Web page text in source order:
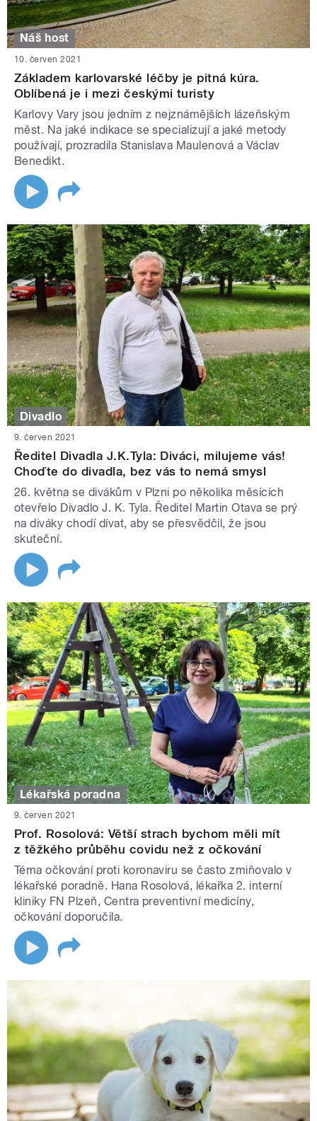
Náš host
10. červen 2021
Základem karlovarské léčby je pitná kúra.
Oblíbená je i mezi českými turisty
Karlovy Vary jsou jedním z nejznámějších lázeňským
měst. Na jaké indikace se specializují a jaké metody
používají, prozradila Stanislava Maulenová a Václav
Benedikt.
Divadlo
9. červen 2021
Ředitel Divadla J.K.Tyla: Diváci, milujeme vás!
Choďte do divadla, bez vás to nemá smysl
26. května se divákům v Plzni po několika měsících
otevřelo Divadlo J. K. Tyla. Ředitel Martin Otava se prý
na diváky chodí dívat, aby se přesvědčil, že jsou
skuteční.
Lékařská poradna
9. červen 2021
Prof. Rosolová: Větší strach bychom měli mít
z těžkého průběhu covidu než z očkování
Téma očkování proti koronaviru se často zmiňovalo v
lékařské poradně. Hana Rosolová, lékařka 2. interní
kliniky FN Plzeň, Centra preventivní medicíny,
očkování doporučila.